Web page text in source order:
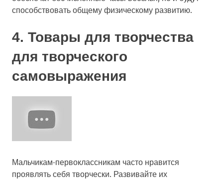
способствовать общему физическому развитию.
4. Товары для творчества
для творческого
самовыражения
Мальчикам-первоклассникам часто нравится
проявлять себя творчески. Развивайте их